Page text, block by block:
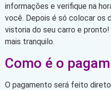
informações e verifique na
você. Depois é só colocar os
vistoria do seu carro e
mais tranquilo.
Como é o
O pagamento será feito